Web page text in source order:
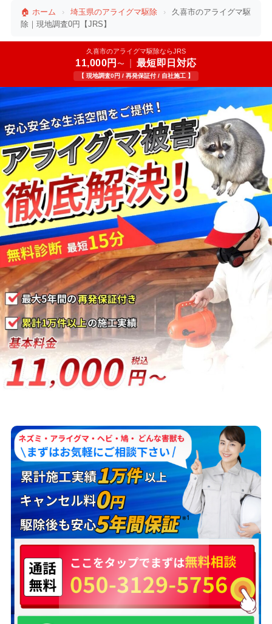
🏠 ホーム › 埼玉県のアライグマ駆除 ›
久喜市のアライグマ駆
除｜現地調査0円【JRS】
久喜市のアライグマ駆除ならJRS
11,000円 〜 最短即日対応
【 現地調査0円 / 再発保証付 / 自社施工 】